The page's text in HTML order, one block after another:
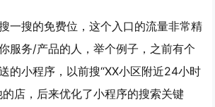
一搜的免费位 ，这个入口的流量非常精
服务/产品的人，举个例子，之前有个
的小程序，以前搜“XX小区附近24小时
店，后来优化了小程序的搜索关键